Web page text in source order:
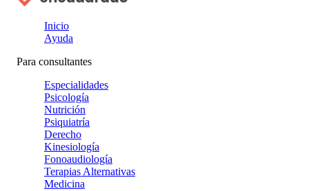
Inicio
Ayuda
Para consultantes
Especialidades
Psicología
Nutrición
Psiquiatría
Derecho
Kinesiología
Fonoaudiología
Terapias Alternativas
Medicina